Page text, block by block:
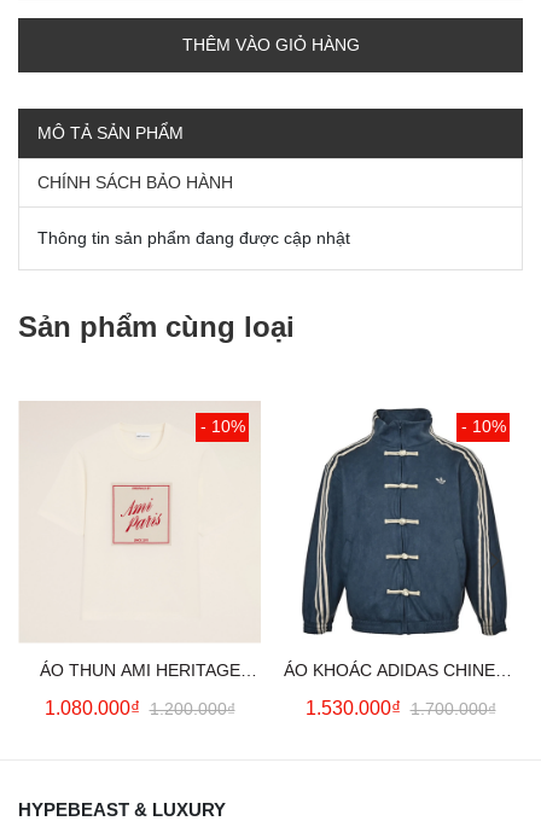
THÊM VÀO GIỎ HÀNG
MÔ TẢ SẢN PHẨM
CHÍNH SÁCH BẢO HÀNH
Thông tin sản phẩm đang được cập nhật
Sản phẩm cùng loại
- 10%
ÁO THUN AMI HERITAGE
PRINT (WHITE CREAM)
1.080.000₫1.200.000₫
- 10%
ÁO KHOÁC ADIDAS CHINESE
NEW YEAR JACKET (BLUE)
1.530.000₫1.700.000₫
HYPEBEAST & LUXURY